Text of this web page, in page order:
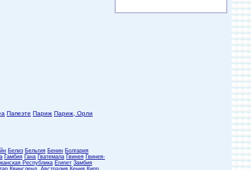
Папеэте Париж Париж, Орли
Белиз Бельгия Бенин Болгария
Гамбия Гана Гватемала Гвинея Гвинея-
Республика Египет Замбия
Квинсленд, Австралия Кения Кипр